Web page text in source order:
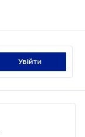
увійти